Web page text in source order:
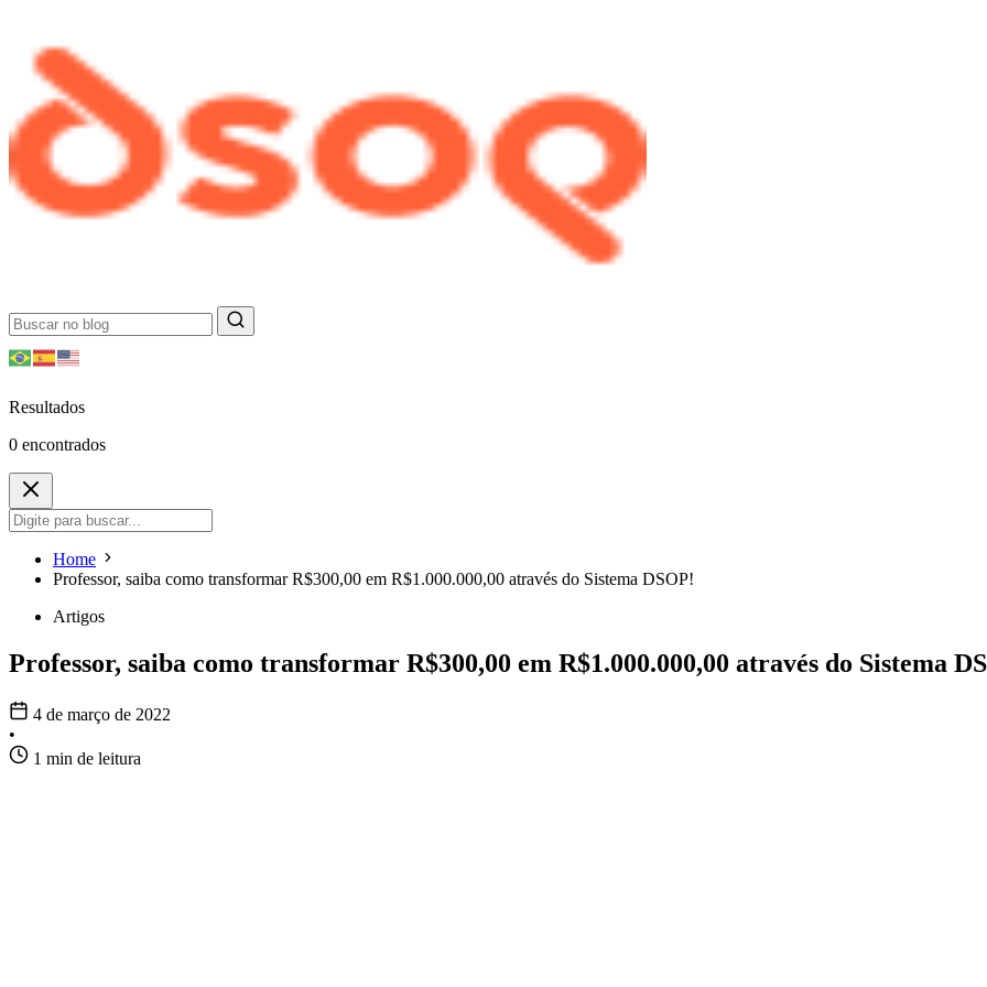
Resultados
0 encontrados
Home
Professor, saiba como transformar R$300,00 em R$1.000.000,00 através do Sistema DSOP!
Artigos
Professor, saiba como transformar R$300,00 em R$1.000.000,00 através do Sistema
4 de março de 2022
•
1 min de leitura